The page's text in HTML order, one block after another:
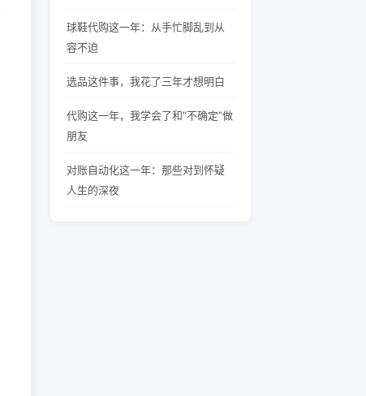
球鞋代购这一年：从手忙脚乱到从
容不迫
选品这件事，我花了三年才想明白
代购这一年，我学会了和“不确定”做
朋友
对账自动化这一年：那些对到怀疑
人生的深夜